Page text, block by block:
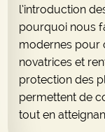
l’introduction
pourquoi nous
modernes pour
novatrices et
protection des
permettent de
tout en